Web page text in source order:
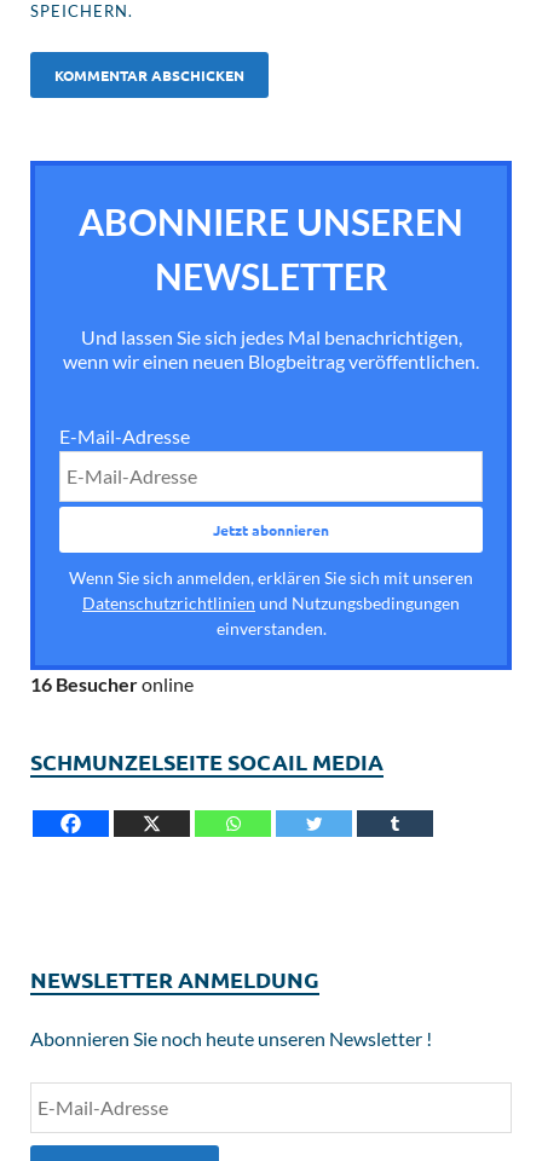
SPEICHERN.
ABONNIERE UNSEREN
NEWSLETTER
Und lassen Sie sich jedes Mal benachrichtigen,
wenn wir einen neuen Blogbeitrag veröffentlichen.
E-Mail-Adresse
Wenn Sie sich anmelden, erklären Sie sich mit unseren
Datenschutzrichtlinien und Nutzungsbedingungen
einverstanden.
16 Besucheronline
SCHMUNZELSEITE SOCAIL MEDIA
NEWSLETTER ANMELDUNG
Abonnieren Sie noch heute unseren Newsletter !